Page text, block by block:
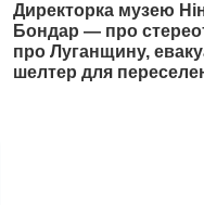
Директорка музею
Бондар — про
про Луганщину,
шелтер для